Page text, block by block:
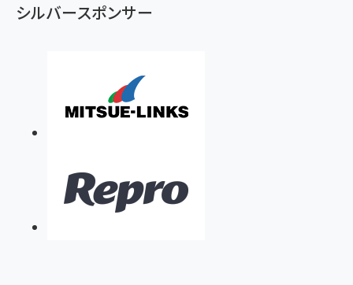
シルバースポンサー